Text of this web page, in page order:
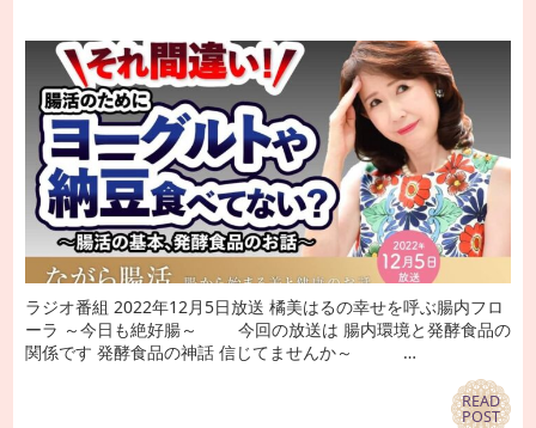
ラジオ番組 2022年12月5日放送 橘美はるの幸せを呼ぶ腸内フロ
ーラ ～今日も絶好腸～ 今回の放送は 腸内環境と発酵食品の
関係です 発酵食品の神話 信じてませんか～ …
READ
POST
READ
POST